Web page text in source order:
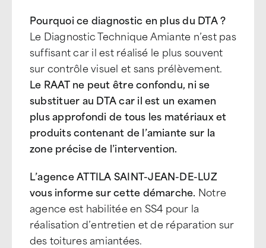
Pourquoi ce diagnostic en plus du DTA ?
Le Diagnostic Technique Amiante n’est pas
suffisant car il est réalisé le plus souvent
sur contrôle visuel et sans prélèvement.
Le RAAT ne peut être confondu, ni se
substituer au DTA car il est un examen
plus approfondi de tous les matériaux et
produits contenant de l’amiante sur la
zone précise de l’intervention.
L’agence ATTILA SAINT-JEAN-DE-LUZ
vous informe sur cette démarche. Notre
agence est habilitée en SS4 pour la
réalisation d’entretien et de réparation sur
des toitures amiantées.